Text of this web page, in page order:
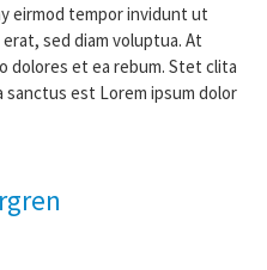
eirmod tempor invidunt ut
sed diam voluptua. At
dolores et ea rebum. Stet clita
est Lorem ipsum dolor